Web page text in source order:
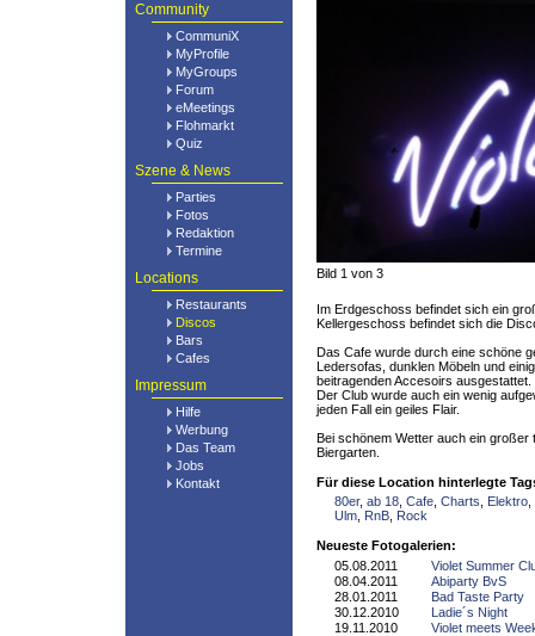
Community
CommuniX
MyProfile
MyGroups
Forum
eMeetings
Flohmarkt
Quiz
Szene & News
Parties
Fotos
Redaktion
Termine
Locations
Restaurants
Discos
Bars
Cafes
Impressum
Hilfe
Werbung
Das Team
Jobs
Kontakt
Bild 1 von 3
Im Erdgeschoss befindet sich ein
Kellergeschoss befindet sich die
Das Cafe wurde durch eine schöne
Ledersofas, dunklen Möbeln und
beitragenden Accesoirs
Der Club wurde auch ein wenig
jeden Fall ein geiles Flair.
Bei schönem Wetter auch ein großer
Biergarten.
Für diese Location hinterlegte
80er, ab 18 Cafe Charts Elektro
Ulm RnB Rock
Neueste Fotogalerien:
05.08.2011
Violet Summer
08.04.2011
Abiparty BvS
28.01.2011
Bad Taste Party
30.12.2010
Ladie´s Night
19.11.2010
Violet meets